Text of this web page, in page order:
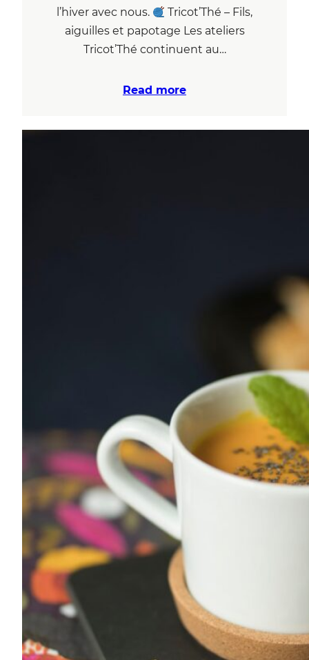
l’hiver avec nous.
Tricot’Thé – Fils,
aiguilles et papotage Les ateliers
Tricot’Thé continuent au…
Read more